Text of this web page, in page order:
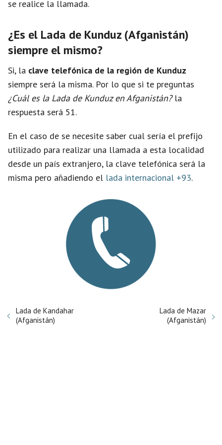
se realice la llamada.
¿Es el Lada de Kunduz (Afganistán)
siempre el mismo?
Si, la clave telefónica de la región de Kunduz
siempre será la misma. Por lo que si te preguntas
¿Cuál es la Lada de Kunduz en Afganistán?la
respuesta será 51.
En el caso de se necesite saber cual sería el prefijo
utilizado para realizar una llamada a esta localidad
desde un país extranjero, la clave telefónica será la
misma pero añadiendo el lada internacional +93.
Lada de Kandahar
(Afganistán)
Lada de Mazar
(Afganistán)